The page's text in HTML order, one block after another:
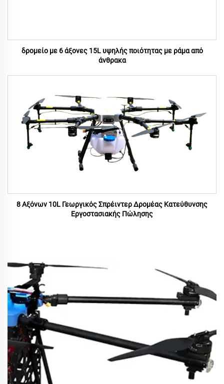
δρομείο με 6 άξονες 15L υψηλής ποιότητας με ράμα από
άνθρακα
8 Αξόνων 10L Γεωργικός Σπρέιντερ Δρομέας Κατεύθυνσης
Εργοστασιακής Πώλησης